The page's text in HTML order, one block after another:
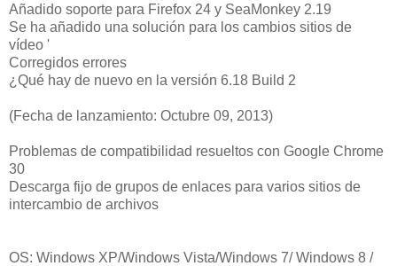
Añadido soporte para Firefox 24 y SeaMonkey 2.19
Se ha añadido una solución para los cambios sitios de
vídeo '
Corregidos errores
¿Qué hay de nuevo en la versión 6.18 Build 2
(Fecha de lanzamiento: Octubre 09, 2013)
Problemas de compatibilidad resueltos con Google Chrome
30
Descarga fijo de grupos de enlaces para varios sitios de
intercambio de archivos
OS: Windows XP/Windows Vista/Windows 7/ Windows 8 /